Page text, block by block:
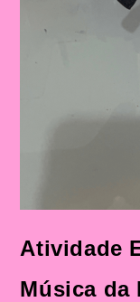
Atividade
Música da